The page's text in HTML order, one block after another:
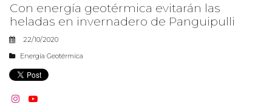
Con energía geotérmica evitarán las
heladas en invernadero de Panguipulli
22/10/2020
Energía Geotérmica
 